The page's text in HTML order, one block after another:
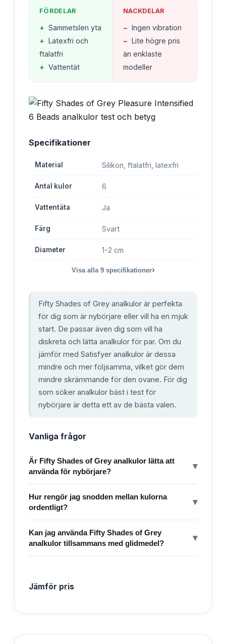
FÖRDELAR
+ Sammetslen yta
+ Latexfri och
ftalatfri
+ Vattentät
NACKDELAR
− Ingen vibration
− Lite högre pris
än enklaste
modeller
Specifikationer
Material Silikon, ftalatfri, latexfri
Antal kulor 6
Vattentäta Ja
Färg Svart
Diameter 1-2 cm
Visa alla 9specifikationer›
Fifty Shades of Grey analkulor är perfekta
för dig som är nybörjare eller vill ha en mjuk
start. De passar även dig som vill ha
diskreta och lätta analkulor för par. Om du
jämför med Satisfyer analkulor är dessa
mindre och mer följsamma, vilket gör dem
mindre skrämmande för den ovane. För dig
som söker analkulor bäst i test för
nybörjare är detta ett av de bästa valen.
Vanliga frågor
Är Fifty Shades of Grey analkulor lätta att
använda för nybörjare?
▾
Hur rengör jag snodden mellan kulorna
ordentligt?
▾
Kan jag använda Fifty Shades of Grey
analkulor tillsammans med glidmedel?
▾
Jämför pris